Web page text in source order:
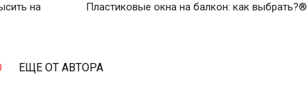
на
Пластиковые окна на балкон: как выбрать?®
ЕЩЕ ОТ АВТОРА